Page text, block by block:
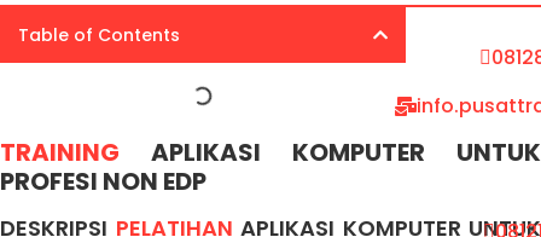
Table of Contents
TRAINING APLIKASI KOMPUTER UNTUK
PROFESI NON EDP
DESKRIPSI PELATIHAN APLIKASI KOMPUTER UNTUK